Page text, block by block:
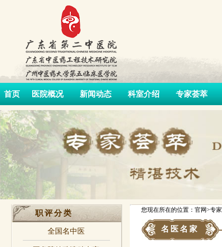
首页 医院概况 新闻动态 科室介绍 专家荟萃
职评分类
全国名中医
您现在所在的位置：官网>专
名医名家